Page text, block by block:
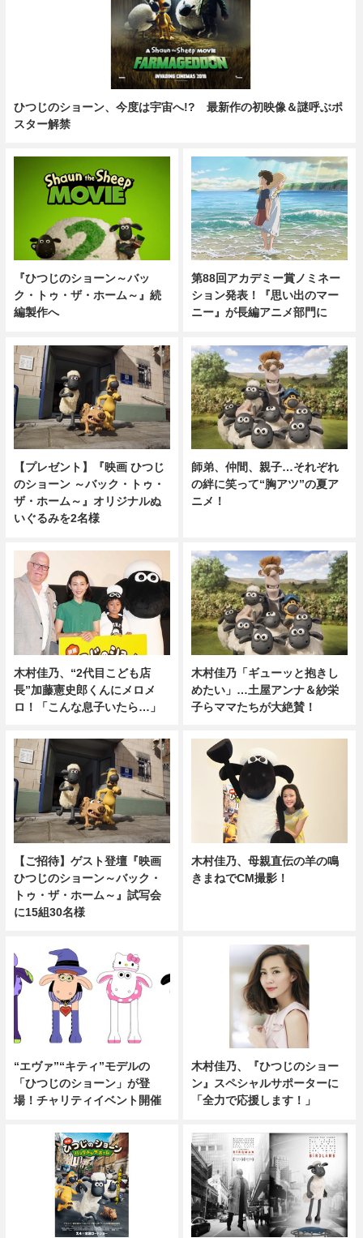
ひつじのショーン、今度は宇宙へ!? 最新作の初映像＆謎呼ぶポ
スター解禁
『ひつじのショーン～バッ
ク・トゥ・ザ・ホーム～』続
編製作へ
第88回アカデミー賞ノミネー
ション発表！『思い出のマー
ニー』が長編アニメ部門に
【プレゼント】『映画 ひつじ
のショーン ～バック・トゥ・
ザ・ホーム～』オリジナルぬ
いぐるみを2名様
師弟、仲間、親子…それぞれ
の絆に笑って“胸アツ”の夏ア
ニメ！
木村佳乃、“2代目こども店
長”加藤憲史郎くんにメロメ
ロ！「こんな息子いたら…」
木村佳乃「ギューッと抱きし
めたい」…土屋アンナ＆紗栄
子らママたちが大絶賛！
【ご招待】ゲスト登壇『映画
ひつじのショーン～バック・
トゥ・ザ・ホーム～』試写会
に15組30名様
木村佳乃、母親直伝の羊の鳴
きまねでCM撮影！
“エヴァ”“キティ”モデルの
「ひつじのショーン」が登
場！チャリティイベント開催
木村佳乃、『ひつじのショー
ン』スペシャルサポーターに
「全力で応援します！」